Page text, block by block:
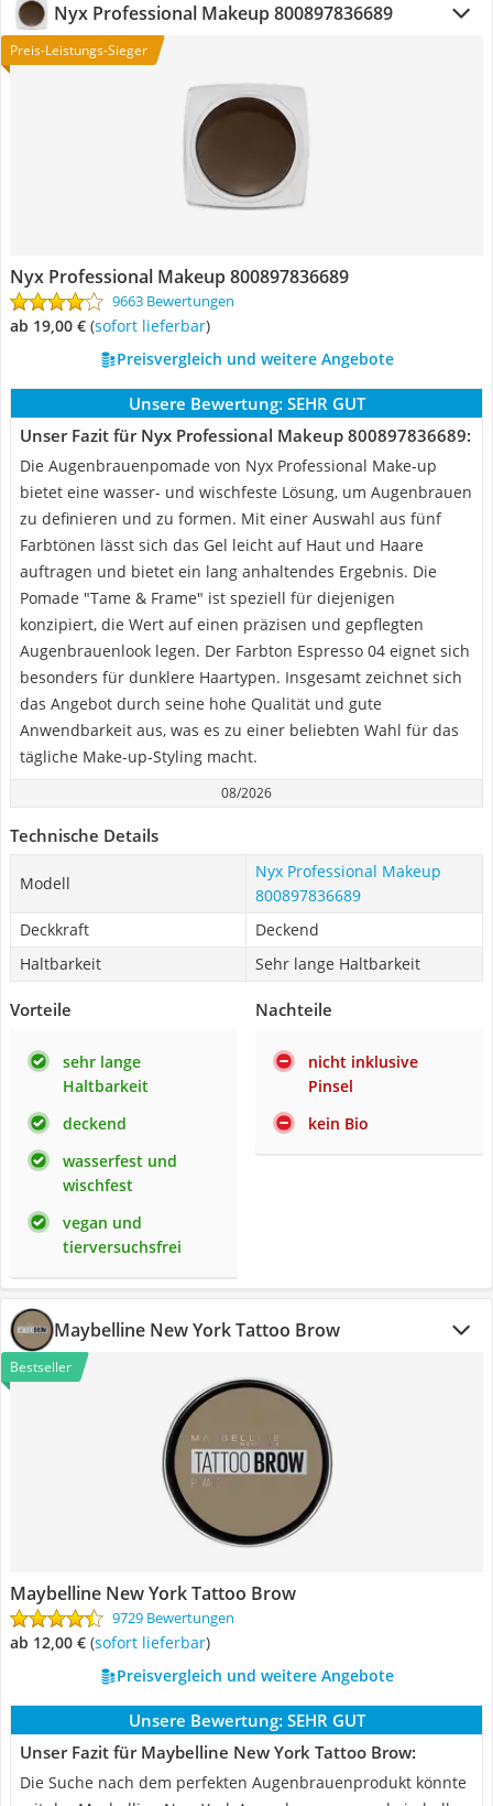
Nyx Professional Makeup 800897836689
Preis-Leistungs-Sieger
Nyx Professional Makeup 800897836689
9663 Bewertungen
ab 19,00 € ( Sofort lieferbar)
Preisvergleich und weitere Angebote
Unsere Bewertung: SEHR GUT
Unser Fazit für Nyx Professional Makeup 800897836689:
Die Augenbrauenpomade von Nyx Professional Make-up
bietet eine wasser- und wischfeste Lösung, um Augenbrauen
zu definieren und zu formen. Mit einer Auswahl aus fünf
Farbtönen lässt sich das Gel leicht auf Haut und Haare
auftragen und bietet ein lang anhaltendes Ergebnis. Die
Pomade "Tame & Frame" ist speziell für diejenigen
konzipiert, die Wert auf einen präzisen und gepflegten
Augenbrauenlook legen. Der Farbton Espresso 04 eignet sich
besonders für dunklere Haartypen. Insgesamt zeichnet sich
das Angebot durch seine hohe Qualität und gute
Anwendbarkeit aus, was es zu einer beliebten Wahl für das
tägliche Make-up-Styling macht.
08/2026
Technische Details
Modell
Nyx Professional Makeup
800897836689
Deckkraft
Deckend
Haltbarkeit
Sehr lange Haltbarkeit
Vorteile
sehr lange
Haltbarkeit
deckend
wasserfest und
wischfest
vegan und
tierversuchsfrei
Nachteile
nicht inklusive
Pinsel
kein Bio
Maybelline New York Tattoo Brow
Bestseller
Maybelline New York Tattoo Brow
9729 Bewertungen
ab 12,00 € ( Sofort lieferbar)
Preisvergleich und weitere Angebote
Unsere Bewertung: SEHR GUT
Unser Fazit für Maybelline New York Tattoo Brow:
Die Suche nach dem perfekten Augenbrauenprodukt könnte